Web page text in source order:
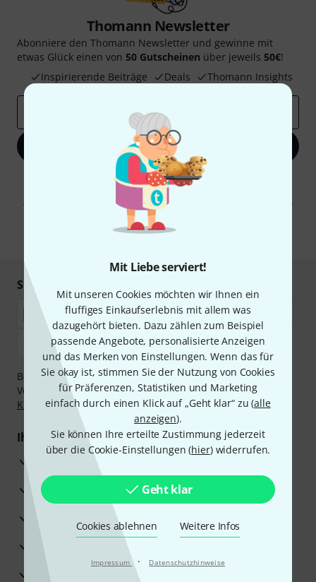
Mit Liebe serviert!
Mit unseren Cookies möchten wir Ihnen ein
fluffiges Einkaufserlebnis mit allem was
dazugehört bieten. Dazu zählen zum Beispiel
passende Angebote, personalisierte Anzeigen
und das Merken von Einstellungen. Wenn das für
Sie okay ist, stimmen Sie der Nutzung von Cookies
für Präferenzen, Statistiken und Marketing
einfach durch einen Klick auf „Geht klar“ zu (alle
anzeigen).
Sie können Ihre erteilte Zustimmung jederzeit
über die Cookie-Einstellungen (hier) widerrufen.
Geht klar
Cookies ablehnen Weitere Infos
Impressum · Datenschutzhinweise
Thomann Newsletter
Abonniere den Thomann Newsletter und gewinne mit
etwas Glück einen von 50 Gutscheinen über jeweils 50€!
Inspirierende Beiträge
Deals Thomann Insights
Jetzt anmelden
Mit Klick auf „Jetzt anmelden“ stimmen Sie dem Erhalt von E-Mail-
Werbung und einer Messung des E-Mail-Nutzungsverhaltens zu. Die
Abmeldung ist jederzeit möglich. Weitere Informationen finden Sie in
unserenDatenschutzhinweisen
* Pflichtfeld
Sicher einkaufen & bezahlen
Bezahlen Sie vertraulich und sicher per Nachnahme,
Vorkasse, PayPal, Amazon Pay,Klarna Sofort bezahlen
Klarna Ratenzahlungoder Kreditkarte.
Ihre Vorteile
3 Jahre Thomann Garantie
30 Tage Money-Back-Garantie
Beratung durch Fachexperten
Zufriedenheitsgarantie